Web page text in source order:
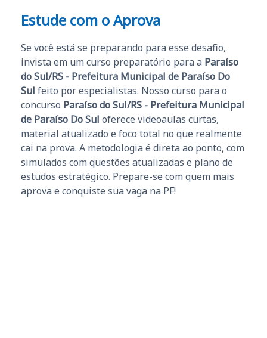
Estude com o Aprova
Se você está se preparando para esse desafio,
invista em um curso preparatório para a Paraíso
do Sul/RS - Prefeitura Municipal de Paraíso Do
Sul feito por especialistas. Nosso curso para o
concurso Paraíso do Sul/RS - Prefeitura Municipal
de Paraíso Do Sul oferece videoaulas curtas,
material atualizado e foco total no que realmente
cai na prova. A metodologia é direta ao ponto, com
simulados com questões atualizadas e plano de
estudos estratégico. Prepare-se com quem mais
aprova e conquiste sua vaga na PF!